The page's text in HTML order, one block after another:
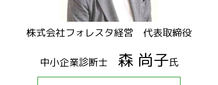
株式会社フォレスタ経営 代表取締役
中小企業診断士 森 尚子氏